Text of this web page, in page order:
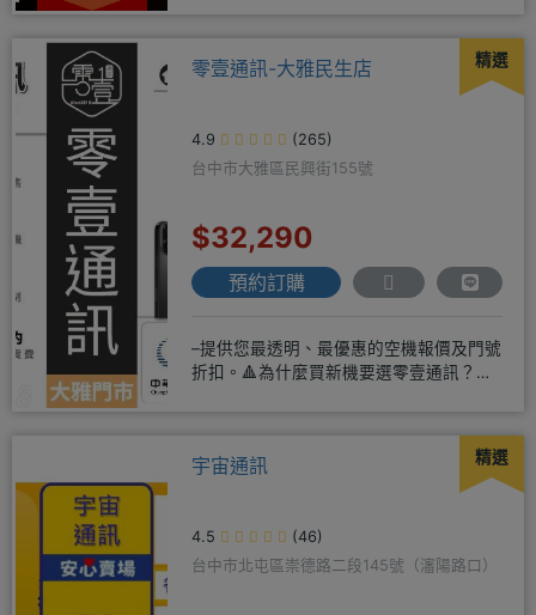
精選
零壹通訊-大雅民生店
4.9
(265)
台中市大雅區民興街155號
$32,290
預約訂購
–提供您最透明、最優惠的空機報價及門號
折扣。🔺為什麼買新機要選零壹通訊？
精選
宇宙通訊
4.5
(46)
台中市北屯區崇德路二段145號（瀋陽路口）